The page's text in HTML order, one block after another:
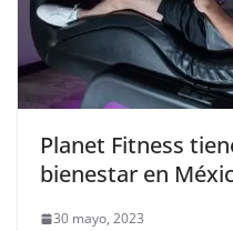
Planet Fitness
bienestar en
30 mayo, 2023